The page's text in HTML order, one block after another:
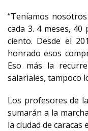
“Teníamos
cada 3. 4 meses,
ciento. Desde el
honrado esos
Eso más la
salariales, tampoco
Los profesores de
sumarán a la
la ciudad de caracas